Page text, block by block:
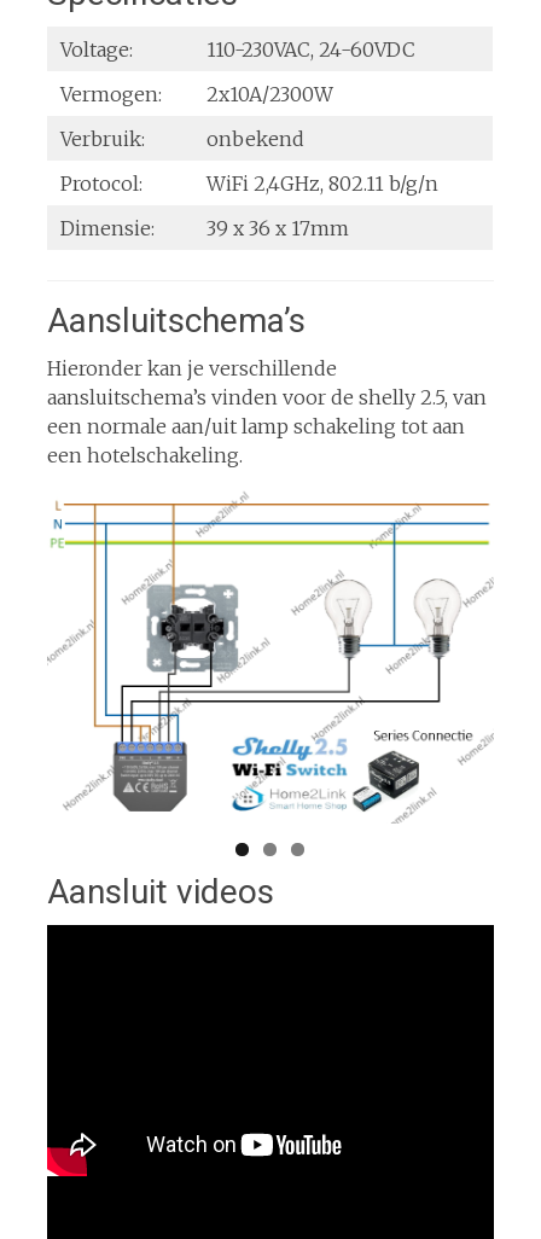
Voltage:
110-230VAC, 24-60VDC
Vermogen:
2x10A/2300W
Verbruik:
onbekend
Protocol:
WiFi 2,4GHz, 802.11 b/g/n
Dimensie:
39 x 36 x 17mm
Aansluitschema’s
Hieronder kan je verschillende
aansluitschema’s vinden voor de shelly 2.5, van
een normale aan/uit lamp schakeling tot aan
een hotelschakeling.
Aansluit videos